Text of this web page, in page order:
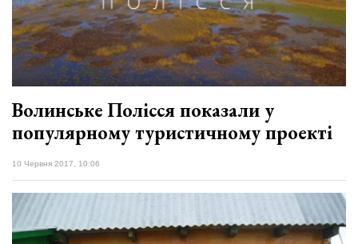
Волинське Полісся показали у
популярному туристичному проекті
10 Червня 2017, 10:06